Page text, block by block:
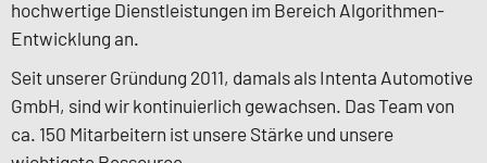
hochwertige Dienstleistungen im Bereich Algorithmen-
Entwicklung an.
Seit unserer Gründung 2011, damals als Intenta Automotive
GmbH, sind wir kontinuierlich gewachsen. Das Team von
ca. 150 Mitarbeitern ist unsere Stärke und unsere